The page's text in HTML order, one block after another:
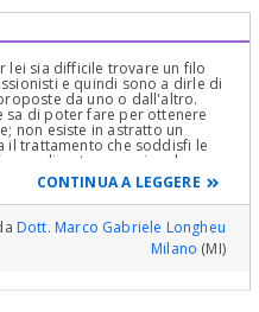
è protetto dalla
lei sia difficile trovare un filo
e quindi sono a dirle di
da uno o dall'altro.
sa di poter fare per ottenere
non esiste in astratto un
il trattamento che soddisfi le
sa di poter eseguire al
corona non lo fa per
quello è il modo per
Allo stesso modo un collega
prima di disquisire sul
alla cosidetta "parte
Oggettivamente
CONTINUA A LEGGERE
Dott. Marco Gabriele Longheu
Milano (MI)